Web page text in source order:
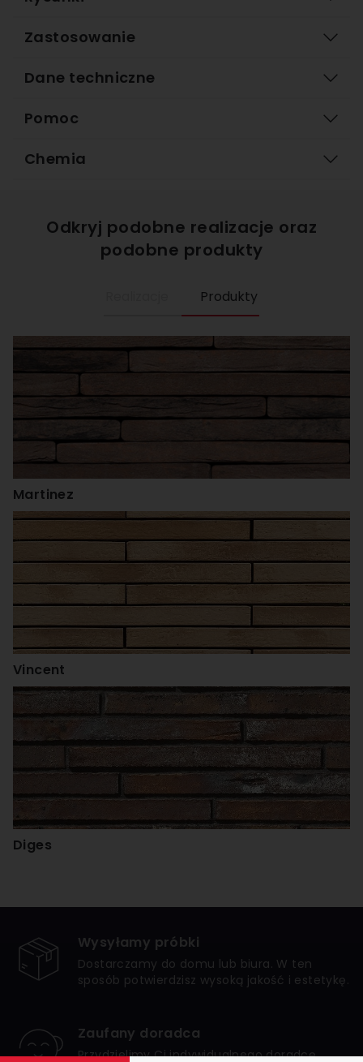
Zastosowanie
Dane techniczne
Pomoc
Chemia
Odkryj podobne realizacje oraz
podobne produkty
Produkty
Martinez
Vincent
Diges
Wysyłamy próbki
Dostarczamy do domu lub biura. W ten
sposób potwierdzisz wysoką jakość i estetykę.
Zaufany doradca
Przydzielimy Ci indywidualnego doradcę,